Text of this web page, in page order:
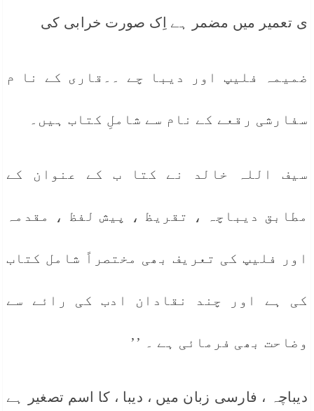
ی تعمیر میں مضمر ہے اِک صورت خرابی کی
ضمیمہ فلیپ اور دیبا چے ۔۔قاری کے نا م
سفارشی رقعے کے نام سے شاملِ کتاب ہیں۔
سیف اللہ خالد نے کتا ب کے عنوان کے
مطابق دیباچہ ، تقریظ ، پیش لفظ ، مقدمہ
اور فلیپ کی تعریف بھی مختصراً شامل کتاب
کی ہے اور چند نقادان ادب کی رائے سے
وضاحت بھی فرمائی ہے ۔ ’’
دیباچہ ، فارسی زبان میں ، دیبا ، کا اسم تصغیر ہے